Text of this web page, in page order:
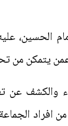
يتمكن من
عن
افراد